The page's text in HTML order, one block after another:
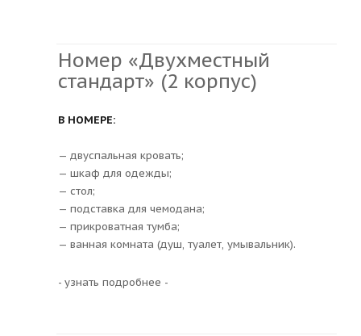
Номер «Двухместный
стандарт» (2 корпус)
В НОМЕРЕ:
— двуспальная кровать;
— шкаф для одежды;
— стол;
— подставка для чемодана;
— прикроватная тумба;
— ванная комната (душ, туалет, умывальник).
- узнать подробнее -